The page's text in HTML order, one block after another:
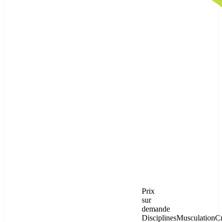
Prix
sur
demande
DisciplinesMusculation